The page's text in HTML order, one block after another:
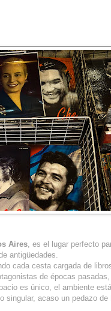
Aires, es el lugar perfecto
antigüedades.
cada cesta cargada de
de épocas
es único, el ambiente
singular, acaso un pedazo